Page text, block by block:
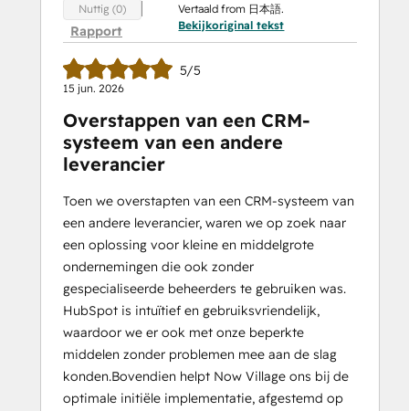
Nuttig (0)
Rapport
Vertaald from 日本語.
Bekijkoriginal tekst
5/5
15 jun. 2026
Overstappen van een CRM-
systeem van een andere
leverancier
Toen we overstapten van een CRM-systeem van
een andere leverancier, waren we op zoek naar
een oplossing voor kleine en middelgrote
ondernemingen die ook zonder
gespecialiseerde beheerders te gebruiken was.
HubSpot is intuïtief en gebruiksvriendelijk,
waardoor we er ook met onze beperkte
middelen zonder problemen mee aan de slag
konden.Bovendien helpt Now Village ons bij de
optimale initiële implementatie, afgestemd op